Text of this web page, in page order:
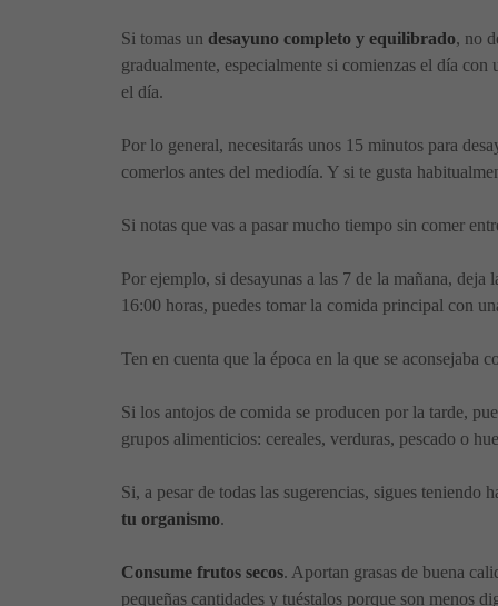
Si tomas un desayuno completo y equilibrado, no
gradualmente, especialmente si comienzas el día
el día.
Por lo general, necesitarás unos 15 minutos para
comerlos antes del mediodía. Y si te gusta
Si notas que vas a pasar mucho tiempo sin comer
Por ejemplo, si desayunas a las 7 de la mañana,
16:00 horas, puedes tomar la comida principal con
Ten en cuenta que la época en la que se aconsejaba
Si los antojos de comida se producen por la tarde,
grupos alimenticios: cereales, verduras, pescado o
Si, a pesar de todas las sugerencias, sigues teniendo
tu organismo.
Consume frutos secos. Aportan grasas de buena
pequeñas cantidades y tuéstalos porque son menos